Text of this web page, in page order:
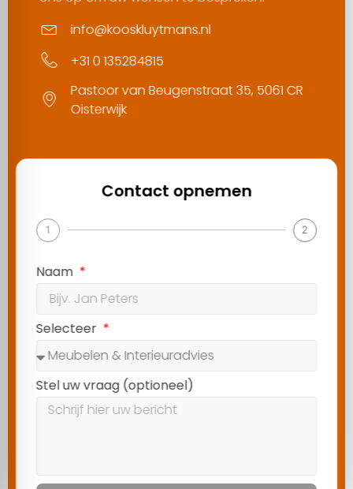
info@kooskluytmans.nl
+31 0 135284815
Pastoor van Beugenstraat 35, 5061 CR
Oisterwijk
Contact opnemen
1 2
Naam
Selecteer
Stel uw vraag (optioneel)